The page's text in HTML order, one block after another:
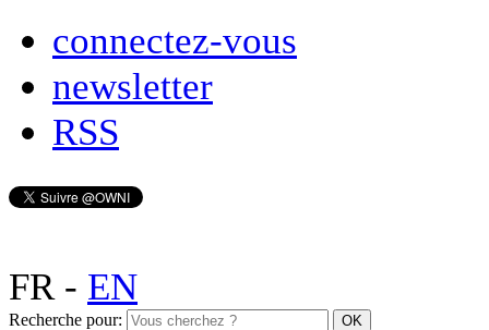
connectez-vous
newsletter
RSS
FR- EN
Recherche pour: